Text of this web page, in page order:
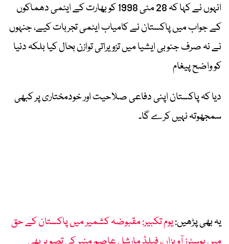
انہوں نے کہا کہ 28 مئی 1998 کو بھارت کے ایٹمی دھماکوں
کے جواب میں پاکستان نے کامیاب ایٹمی تجربات کیے، جنہوں
نے نہ صرف جنوبی ایشیا میں تزویراتی توازن بحال کیا بلکہ دنیا
کو واضح پیغام
دیا کہ پاکستان اپنی دفاعی صلاحیت اور خودمختاری پر کبھی
سمجھوتہ نہیں کرے گا۔
یہ بھی پڑھیں:یوم تکبیر: مقبوضہ کشمیر میں پاکستان کے حق